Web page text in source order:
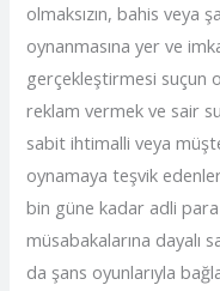
olmaksızın, bahis veya
oynanmasına yer ve
gerçekleştirmesi suçun
reklam vermek ve sair
sabit ihtimalli veya
oynamaya teşvik
bin güne kadar adli para
müsabakalarına dayalı
da şans oyunlarıyla